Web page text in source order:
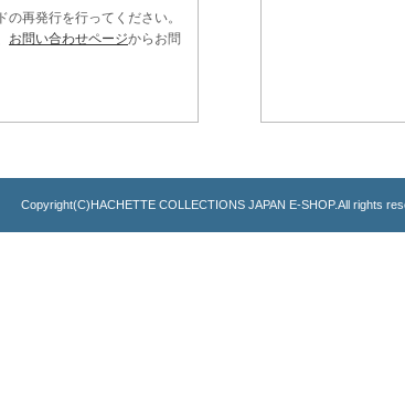
の再発行を行ってください。
お問い合わせページからお問
Copyright(C)HACHETTE COLLECTIONS JAPAN E-SHOP.All rights